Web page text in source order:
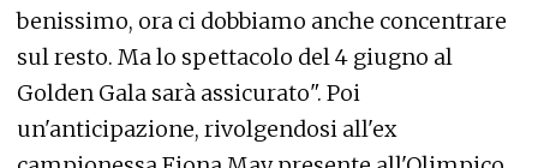
benissimo, ora ci dobbiamo anche concentrare
sul resto. Ma lo spettacolo del 4 giugno al
Golden Gala sarà assicurato". Poi
un'anticipazione, rivolgendosi all'ex